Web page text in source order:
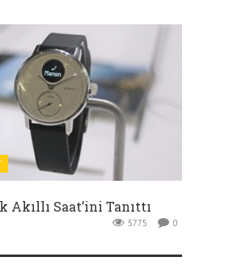
Akıllı Saat’ini Tanıttı
5775 0